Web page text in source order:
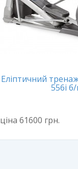
Еліптичний
556i
ціна 61600 грн.